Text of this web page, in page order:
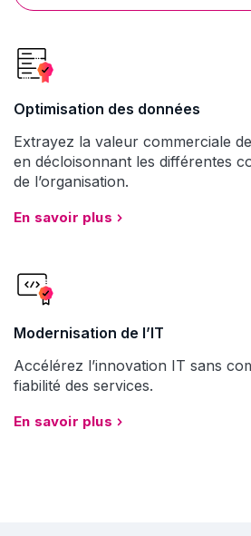
Optimisation des données
Extrayez la valeur commerciale
en décloisonnant les différentes
de l’organisation.
En savoir plus
Modernisation de l’IT
Accélérez l’innovation IT sans
fiabilité des services.
En savoir plus